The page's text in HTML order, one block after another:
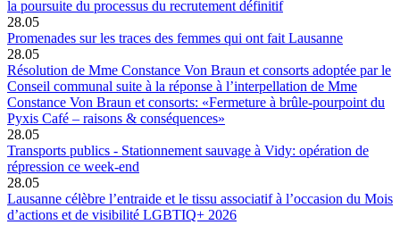
la poursuite du processus du recrutement définitif
28.05
Promenades sur les traces des femmes qui ont fait Lausanne
28.05
Résolution de Mme Constance Von Braun et consorts adoptée par le
Conseil communal suite à la réponse à l’interpellation de Mme
Constance Von Braun et consorts: «Fermeture à brûle-pourpoint du
Pyxis Café – raisons & conséquences»
28.05
Transports publics - Stationnement sauvage à Vidy: opération de
répression ce week-end
28.05
Lausanne célèbre l’entraide et le tissu associatif à l’occasion du Mois
d’actions et de visibilité LGBTIQ+ 2026